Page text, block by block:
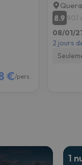
€/pers.
8.9 901
08/01/
2 jours
1